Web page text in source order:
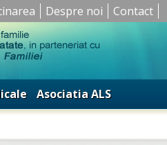
Despre noi Contact
Asociatia ALS